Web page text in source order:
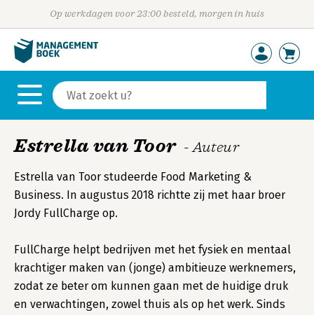
Op werkdagen voor 23:00 besteld, morgen in huis
Estrella van Toor - Auteur
Estrella van Toor studeerde Food Marketing &
Business. In augustus 2018 richtte zij met haar broer
Jordy FullCharge op.
FullCharge helpt bedrijven met het fysiek en mentaal
krachtiger maken van (jonge) ambitieuze werknemers,
zodat ze beter om kunnen gaan met de huidige druk
en verwachtingen, zowel thuis als op het werk. Sinds